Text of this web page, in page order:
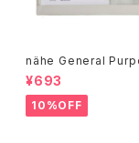
nähe General Purpose Cas
e / アイボリー
¥693
10%OFF